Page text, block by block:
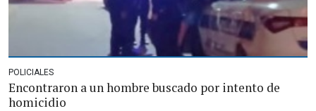
POLICIALES
Encontraron a un hombre buscado por intento de
homicidio